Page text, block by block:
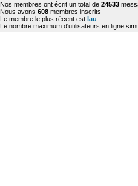
Nos membres ont écrit un total de 24533
Nous avons 608 membres inscrits
Le membre le plus récent est lau
Le nombre maximum d'utilisateurs en ligne